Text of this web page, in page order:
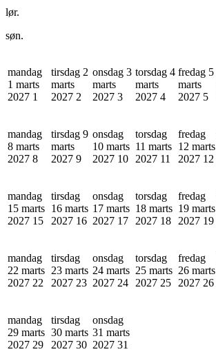
lør.
søn.
mandag
1 marts
2027 1
tirsdag 2
marts
2027 2
onsdag 3
marts
2027 3
torsdag 4
marts
2027 4
fredag 5
marts
2027 5
mandag
8 marts
2027 8
tirsdag 9
marts
2027 9
onsdag
10 marts
2027 10
torsdag
11 marts
2027 11
fredag
12 marts
2027 12
mandag
15 marts
2027 15
tirsdag
16 marts
2027 16
onsdag
17 marts
2027 17
torsdag
18 marts
2027 18
fredag
19 marts
2027 19
mandag
22 marts
2027 22
tirsdag
23 marts
2027 23
onsdag
24 marts
2027 24
torsdag
25 marts
2027 25
fredag
26 marts
2027 26
mandag
29 marts
2027 29
tirsdag
30 marts
2027 30
onsdag
31 marts
2027 31